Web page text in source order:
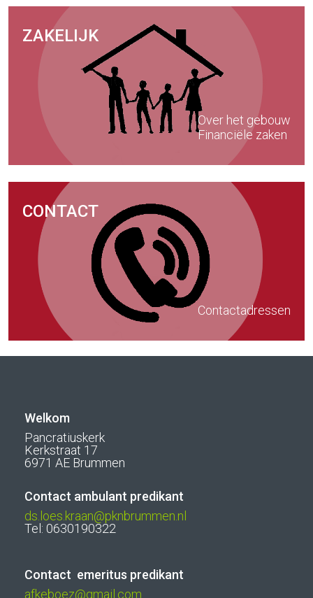
ZAKELIJK
Over het gebouw
Financiële zaken
CONTACT
Contactadressen
Welkom
Pancratiuskerk
Kerkstraat 17
6971 AE Brummen
Contact ambulant predikant
ds.loes.kraan@pknbrummen.nl
Tel: 0630190322
Contact emeritus predikant
afkeboez@gmail.com